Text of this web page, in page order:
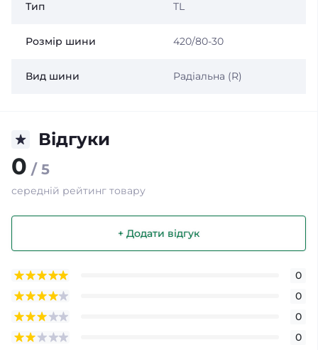
Тип TL
Розмір шини 420/80-30
Вид шини Радіальна (R)
Відгуки
0 / 5
середній рейтинг товару
+ Додати відгук
0
0
0
0